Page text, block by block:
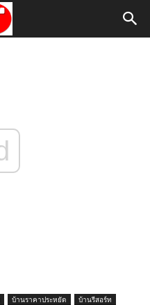
บ้านราคาประหยัด
บ้านรีสอร์ท